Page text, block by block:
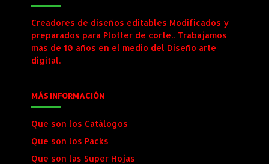
Creadores de diseños editables Modificados y
preparados para Plotter de corte.. Trabajamos
mas de 10 años en el medio del Diseño arte
digital.
MÁS INFORMACIÓN
Que son los Catálogos
Que son los Packs
Que son las Super Hojas